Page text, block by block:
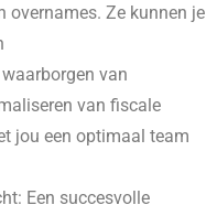
overnames. Ze kunnen je
van
van fiscale
jou een optimaal team
Een succesvolle